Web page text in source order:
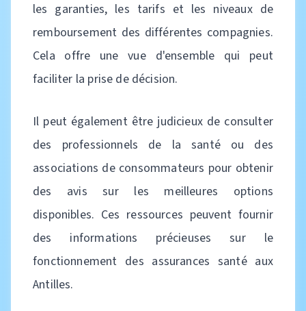
les garanties, les tarifs et les niveaux de
remboursement des différentes compagnies.
Cela offre une vue d'ensemble qui peut
faciliter la prise de décision.
Il peut également être judicieux de consulter
des professionnels de la santé ou des
associations de consommateurs pour obtenir
des avis sur les meilleures options
disponibles. Ces ressources peuvent fournir
des informations précieuses sur le
fonctionnement des assurances santé aux
Antilles.